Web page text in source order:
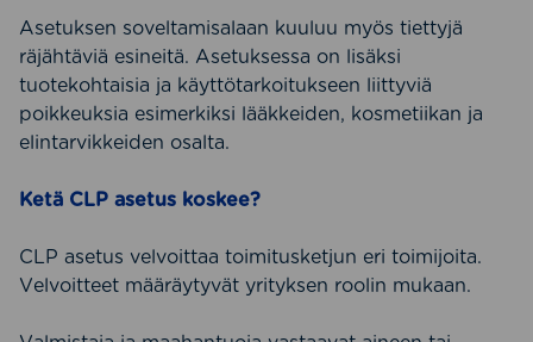
Asetuksen soveltamisalaan kuuluu myös tiettyjä
räjähtäviä esineitä. Asetuksessa on lisäksi
tuotekohtaisia ja käyttötarkoitukseen liittyviä
poikkeuksia esimerkiksi lääkkeiden, kosmetiikan ja
elintarvikkeiden osalta.
Ketä CLP asetus koskee?
CLP asetus velvoittaa toimitusketjun eri toimijoita.
Velvoitteet määräytyvät yrityksen roolin mukaan.